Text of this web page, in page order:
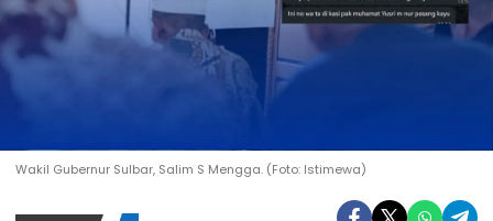
Wakil Gubernur Sulbar, Salim S Mengga. (Foto: Istimewa)